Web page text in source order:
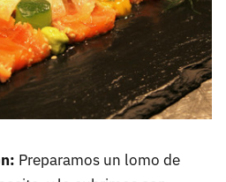
Preparamos un lomo de